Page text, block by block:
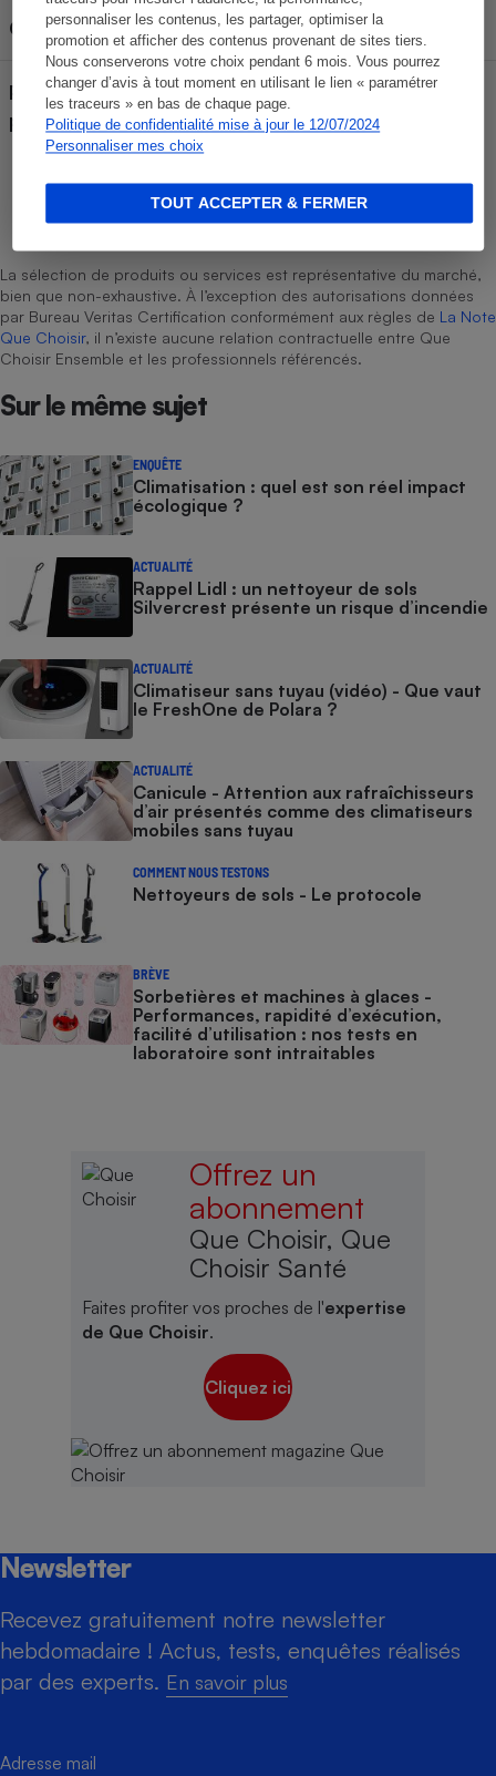
personnaliser les contenus, les partager, optimiser la
promotion et afficher des contenus provenant de sites tiers.
Nous conserverons votre choix pendant 6 mois. Vous pourrez
changer d’avis à tout moment en utilisant le lien « paramétrer
les traceurs » en bas de chaque page.
Politique de confidentialité mise à jour le 12/07/2024
Personnaliser mes choix
TOUT ACCEPTER & FERMER
Code EAN 4058143059313
Pays de fabrication (déclaré
par le fabricant)
Laurent Baubeste
La sélection de produits ou services est représentative du marché,
bien que non-exhaustive. À l’exception des autorisations données
par Bureau Veritas Certification conformément aux règles de La Note
Que Choisir, il n’existe aucune relation contractuelle entre Que
Choisir Ensemble et les professionnels référencés.
Sur le même sujet
ENQUÊTE
Climatisation : quel est son réel impact
écologique ?
ACTUALITÉ
Rappel Lidl : un nettoyeur de sols
Silvercrest présente un risque d’incendie
ACTUALITÉ
Climatiseur sans tuyau (vidéo) - Que vaut
le FreshOne de Polara ?
ACTUALITÉ
Canicule - Attention aux rafraîchisseurs
d’air présentés comme des climatiseurs
mobiles sans tuyau
COMMENT NOUS TESTONS
Nettoyeurs de sols - Le protocole
BRÈVE
Sorbetières et machines à glaces​​​​​​ -
Performances, rapidité d’exécution,
facilité d’utilisation : nos tests en
laboratoire sont intraitables
Offrez un
abonnement
Que Choisir, Que
Choisir Santé
Faites profiter vos proches de l'expertise
de Que Choisir.
Cliquez ici
Newsletter
Recevez gratuitement notre newsletter
hebdomadaire ! Actus, tests, enquêtes réalisés
par des experts. En savoir plus
Adresse mail